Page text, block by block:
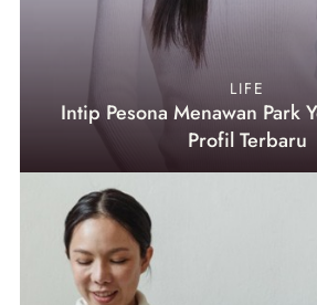
LIFE
Intip Pesona Menawan Park
Profil Terbaru